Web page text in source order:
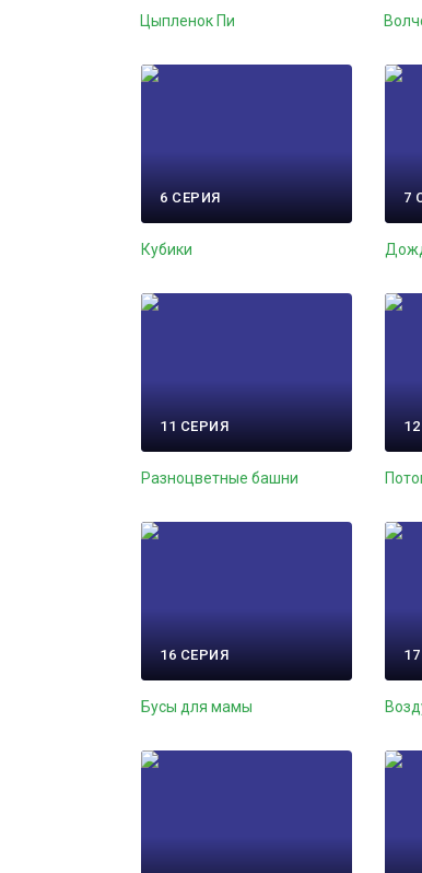
Цыпленок Пи
6 СЕРИЯ
Кубики
7
11 СЕРИЯ
Разноцветные башни
16 СЕРИЯ
Бусы для мамы